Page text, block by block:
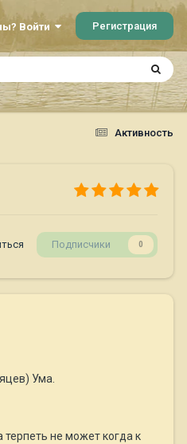
Войти Регистрация
Активность
Подписчики 0
Ума.
терпеть не может когда к